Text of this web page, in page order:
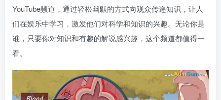
YouTube频道，通过轻松幽默的方式向观众传递知识，让人
们在娱乐中学习，激发他们对科学和知识的兴趣。无论你是
谁，只要你对知识和有趣的解说感兴趣，这个频道都值得一
看。